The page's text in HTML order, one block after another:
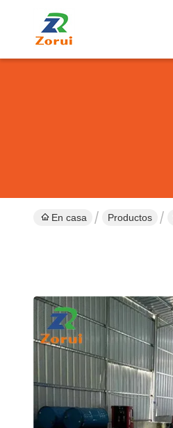
En casa Productos